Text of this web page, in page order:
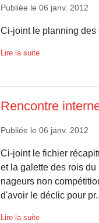
Publiée le 06 janv. 2012
Ci-joint le planning des
Lire la suite
Rencontre
Publiée le 06 janv. 2012
Ci-joint le fichier
et la galette des rois
nageurs non
d'avoir le déclic pour
Lire la suite